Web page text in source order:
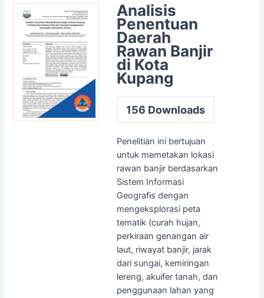
Analisis
Penentuan
Daerah
Rawan Banjir
di Kota
Kupang
156 Downloads
Penelitian ini bertujuan
untuk memetakan lokasi
rawan banjir berdasarkan
Sistem Informasi
Geografis dengan
mengeksplorasi peta
tematik (curah hujan,
perkiraan genangan air
laut, riwayat banjir, jarak
dari sungai, kemiringan
lereng, akuifer tanah, dan
penggunaan lahan yang